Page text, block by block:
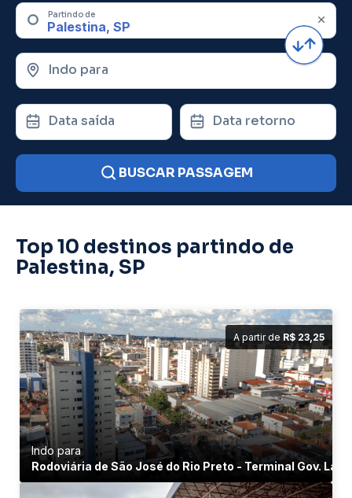
Partindo de
Indo para
Data saída Data retorno
BUSCAR PASSAGEM
Top 10 destinos partindo de
Palestina, SP
A partir de R$ 23,25
Indo para
Rodoviária de São José do Rio Preto - Terminal Gov.